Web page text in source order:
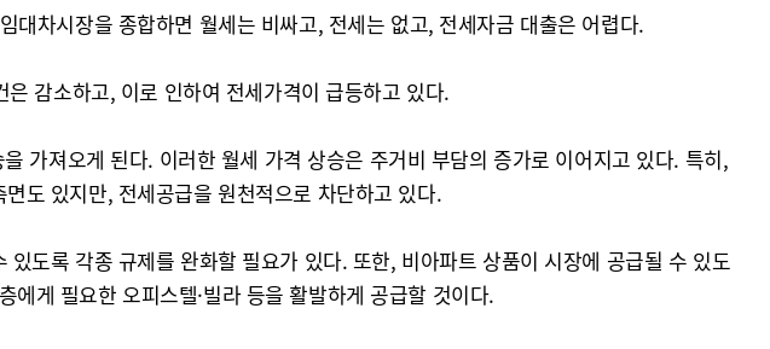
대차시장을 종합하면 월세는 비싸고, 전세는 없고, 전세자금 대출은 어렵다.
감소하고, 이로 인하여 전세가격이 급등하고 있다.
가져오게 된다. 이러한 월세 가격 상승은 주거비 부담의 증가로 이어지고 있다. 특히,
도 있지만, 전세공급을 원천적으로 차단하고 있다.
도록 각종 규제를 완화할 필요가 있다. 또한, 비아파트 상품이 시장에 공급될 수 있도
게 필요한 오피스텔·빌라 등을 활발하게 공급할 것이다.